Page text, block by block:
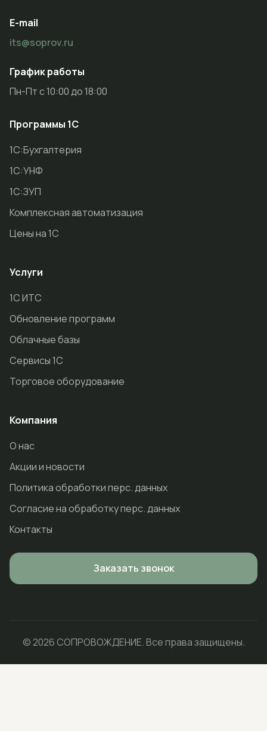
E-mail
its@soprov.ru
График работы
Пн-Пт с 10:00 до 18:00
Программы 1С
1С:Бухгалтерия
1С:УНФ
1С:ЗУП
Комплексная автоматизация
Цены на 1С
Услуги
1С ИТС
Обновление программ
Облачные базы
Сервисы 1С
Торговое оборудование
Компания
О нас
Акции и новости
Политика обработки перс. данных
Согласие на обработку перс. данных
Контакты
Заказать звонок
© 2026 СОПРОВОЖДЕНИЕ. Все права защищены.